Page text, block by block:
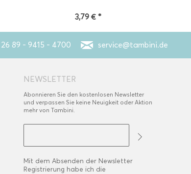
3,79 € *
89 - 9415 - 4700 service@tambini.de
NEWSLETTER
Abonnieren Sie den kostenlosen Newsletter
und verpassen Sie keine Neuigkeit oder Aktion
mehr von Tambini.
Mit dem Absenden der Newsletter
Registrierung habe ich die